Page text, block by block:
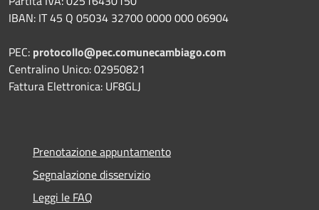
IBAN: IT 45 Q 05034 32700 0000 000 06904
PEC: protocollo@pec.comunecambiago.com
Centralino Unico: 02950821
Fattura Elettronica: UF8GLJ
Prenotazione appuntamento
Segnalazione disservizio
Leggi le FAQ